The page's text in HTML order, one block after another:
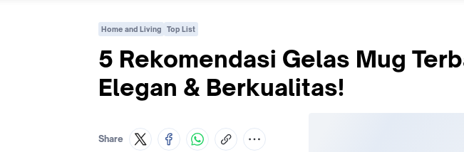
Home and Living Top List
5 Rekomendasi Gelas Mug
Elegan & Berkualitas!
Share